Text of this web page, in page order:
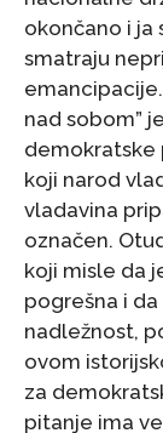
okončano i ja
smatraju
emancipacije.
nad sobom”
demokratske
koji narod
vladavina
označen.
koji misle da
pogrešna i
nadležnost,
ovom
za
pitanje ima